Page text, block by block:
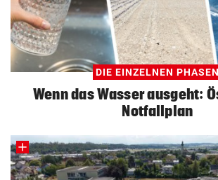
DIE EINZELNEN PHASEN
Wenn das Wasser ausgeht:
Notfallplan